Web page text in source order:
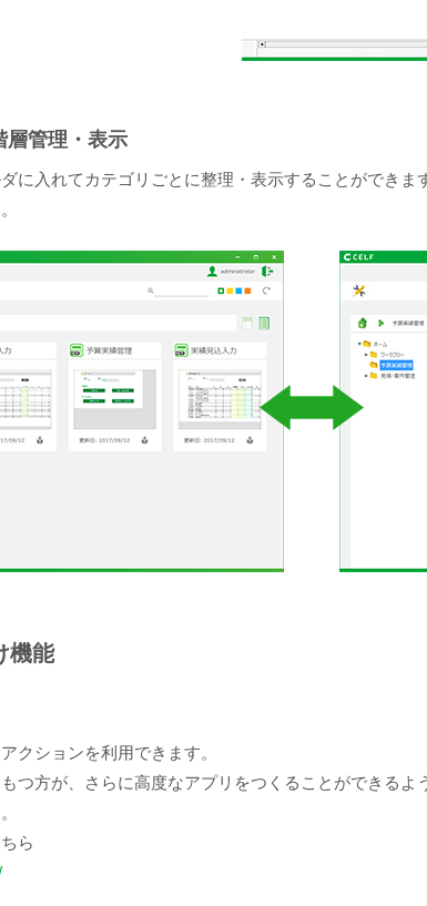
層管理・表示
に入れてカテゴリごとに整理・表示することができ
機能
クションを利用できます。
つ方が、さらに高度なアプリをつくることができるよ
ら